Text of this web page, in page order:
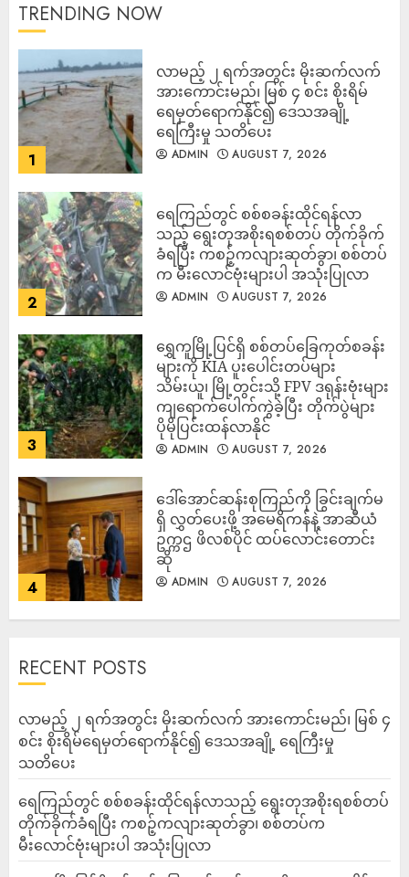
TRENDING NOW
1
လာမည့် ၂ ရက်အတွင်း မိုးဆက်လက်
အားကောင်းမည်၊ မြစ် ၄ စင်း စိုးရိမ်
ရေမှတ်ရောက်နိုင်၍ ဒေသအချို့
ရေကြီးမှု သတိပေး
ADMIN AUGUST 7, 2026
2
ရေကြည်တွင် စစ်စခန်းထိုင်ရန်လာ
သည့် ရွေးတုအစိုးရစစ်တပ် တိုက်ခိုက်
ခံရပြီး ကစဉ့်ကလျားဆုတ်ခွာ၊ စစ်တပ်
က မီးလောင်ဗုံးများပါ အသုံးပြုလာ
ADMIN AUGUST 7, 2026
3
‎ရွှေကူမြို့ပြင်ရှိ စစ်တပ်ခြေကုတ်စခန်း
များကို KIA ပူးပေါင်းတပ်များ
သိမ်းယူ၊ မြို့တွင်းသို့ FPV ဒရုန်းဗုံးများ
ကျရောက်ပေါက်ကွဲခဲ့ပြီး တိုက်ပွဲများ
ပိုမိုပြင်းထန်လာနိုင်
ADMIN AUGUST 7, 2026
4
ဒေါ်အောင်ဆန်းစုကြည်ကို ခြွင်းချက်မ
ရှိ လွှတ်ပေးဖို့ အမေရိကန်နဲ့ အာဆီယံ
ဥက္ကဌ ဖိလစ်ပိုင် ထပ်လောင်းတောင်း
ဆို
ADMIN AUGUST 7, 2026
RECENT POSTS
လာမည့် ၂ ရက်အတွင်း မိုးဆက်လက် အားကောင်းမည်၊ မြစ် ၄
စင်း စိုးရိမ်ရေမှတ်ရောက်နိုင်၍ ဒေသအချို့ ရေကြီးမှု
သတိပေး
ရေကြည်တွင် စစ်စခန်းထိုင်ရန်လာသည့် ရွေးတုအစိုးရစစ်တပ်
တိုက်ခိုက်ခံရပြီး ကစဉ့်ကလျားဆုတ်ခွာ၊ စစ်တပ်က
မီးလောင်ဗုံးများပါ အသုံးပြုလာ